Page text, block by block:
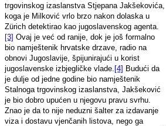
trgovinskog izaslanstva Stjepana Jakšekovića,
koga je Milković vrlo brzo nakon dolaska u
Zürich detektirao kao jugoslavenskog agenta.
[3] Ovaj je već od ranije, dok je još formalno
bio namještenik hrvatske drzave, radio na
obnovi Jugoslavije, špijunirajući u korist
jugoslavenske izbjegličke vlade. [4] Budući da
je dulje od jedne godine bio namještenik
Stalnoga trgovinskog izaslanstva, Jakšeković
je bio dobro upućen u njegovu pravu svrhu.
Znao je da to nije neduzni šalter za izdavanje
viza i dostavu vjenčanih listova, nego ga